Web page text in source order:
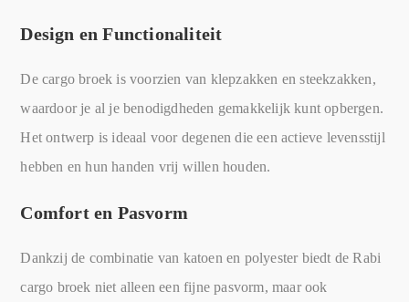
Design en Functionaliteit
De cargo broek is voorzien van klepzakken en steekzakken,
waardoor je al je benodigdheden gemakkelijk kunt opbergen.
Het ontwerp is ideaal voor degenen die een actieve levensstijl
hebben en hun handen vrij willen houden.
Comfort en Pasvorm
Dankzij de combinatie van katoen en polyester biedt de Rabi
cargo broek niet alleen een fijne pasvorm, maar ook